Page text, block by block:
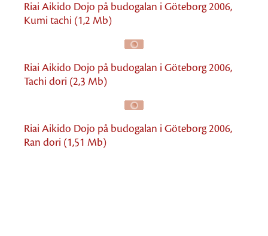
Riai Aikido Dojo på budogalan i Göteborg 2006,
Kumi tachi (1,2 Mb)
Riai Aikido Dojo på budogalan i Göteborg 2006,
Tachi dori (2,3 Mb)
Riai Aikido Dojo på budogalan i Göteborg 2006,
Ran dori (1,51 Mb)